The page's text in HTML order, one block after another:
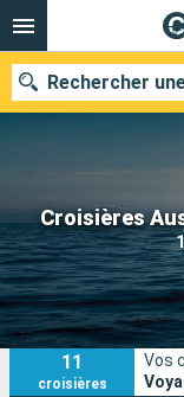
Croisières
Rechercher
Nos destinations
Mois de départ
Ports
11
croisières
Vos